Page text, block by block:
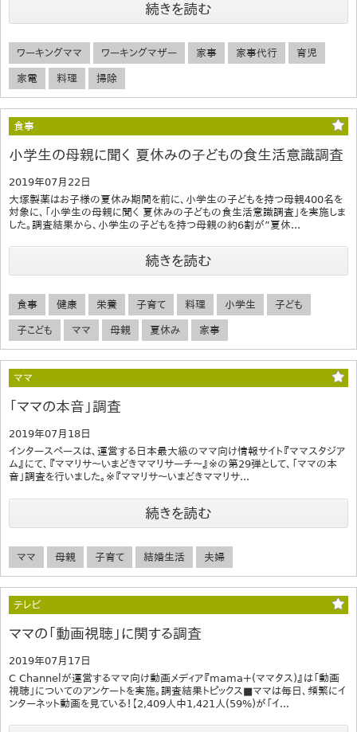
続きを読む
ワーキングママ ワーキングマザー 家事 家事代行 育児
家電 料理 掃除
食事
小学生の母親に聞く 夏休みの子どもの食生活意識調査
2019年07月22日
大塚製薬はお子様の夏休み期間を前に、小学生の子どもを持つ母親400名を
対象に、「小学生の母親に聞く 夏休みの子どもの食生活意識調査」を実施しま
した。調査結果から、小学生の子どもを持つ母親の約6割が”夏休...
続きを読む
食事 健康 栄養 子育て 料理 小学生 子ども
子こども ママ 母親 夏休み 家事
ママ
「ママの本音」調査
2019年07月18日
インタースペースは、運営する日本最大級のママ向け情報サイト『ママスタジア
ム』にて、『ママリサ～いまどきママリサーチ～』※の第29弾として、「ママの本
音」調査を行いました。※『ママリサ～いまどきママリサ...
続きを読む
ママ 母親 子育て 結婚生活 夫婦
テレビ
ママの「動画視聴」に関する調査
2019年07月17日
C Channelが運営するママ向け動画メディア『mama＋(ママタス)』は「動画
視聴」についてのアンケートを実施。調査結果トピックス■ママは毎日、頻繁にイ
ンターネット動画を見ている！【2,409人中1,421人(59%)が「イ...